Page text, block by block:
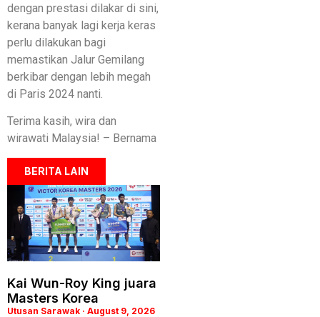
dengan prestasi dilakar di sini,
kerana banyak lagi kerja keras
perlu dilakukan bagi
memastikan Jalur Gemilang
berkibar dengan lebih megah
di Paris 2024 nanti.
Terima kasih, wira dan
wirawati Malaysia! – Bernama
BERITA LAIN
Kai Wun-Roy King juara
Masters Korea
Utusan Sarawak August 9, 2026